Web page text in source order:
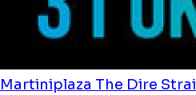
Martiniplaza The Dire